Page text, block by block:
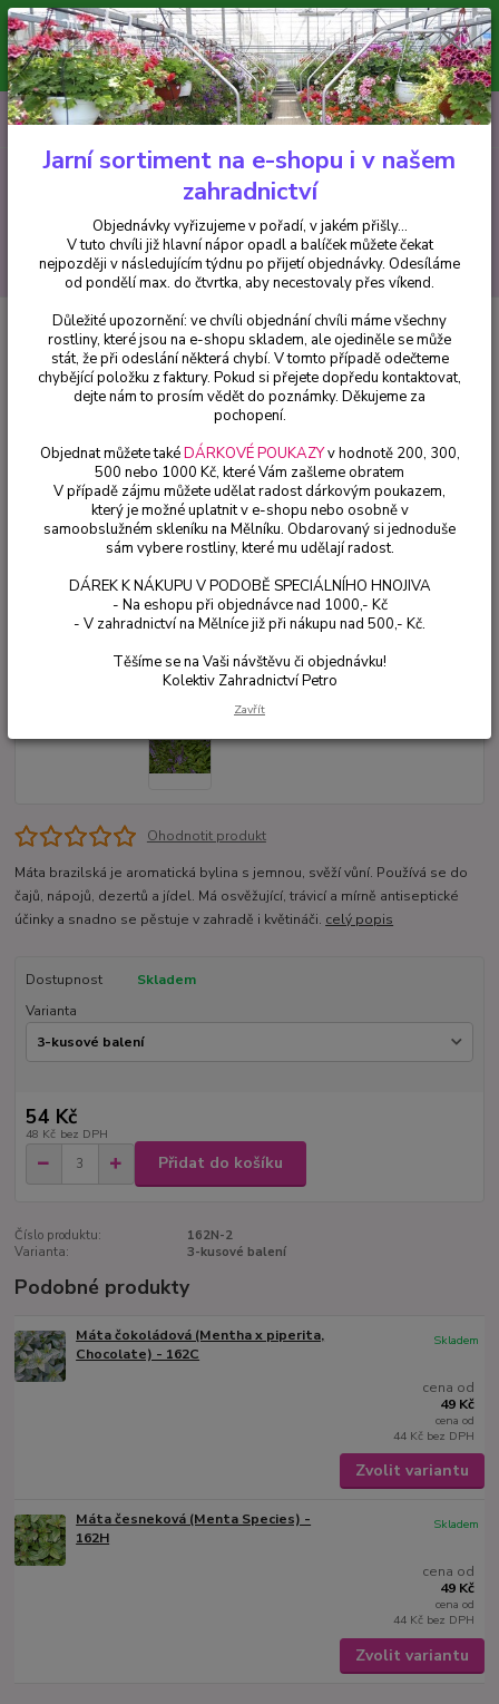
Minimální hodnota pro odeslání z e-shopu je 300 Kč.
V tuto chvíli již hlavní nápor objednávek opadl a balíček můžete čekat
nejpozději v následujícím týdnu po přijetí objednávky. Objednávky
vyřizujeme v pořadí, v jakém přišly...
CZK
Hledat
+420 602 223 614 0ks
za0 Kč
Bylinky a léčivky
Máta brazilská (Máta) - cena za kus v 3-
kusovém balení
Máta brazilská (Máta) - cena za
kus v 3-kusovém balení
Ohodnotit produkt
Máta brazilská je aromatická bylina s jemnou, svěží vůní. Používá se do
čajů, nápojů, dezertů a jídel. Má osvěžující, trávicí a mírně antiseptické
účinky a snadno se pěstuje v zahradě i květináči. celý popis
Dostupnost
Skladem
Varianta
54 Kč
48 Kč bez DPH
Přidat do košíku
Číslo produktu:
162N-2
Varianta:
3-kusové balení
Podobné produkty
Máta čokoládová (Mentha x piperita,
Chocolate) - 162C
cena od
49 Kč
cena od
44 Kč bez DPH
Skladem
Zvolit variantu
Máta česneková (Menta Species) -
162H
cena od
49 Kč
cena od
44 Kč bez DPH
Skladem
Zvolit variantu
Jarní sortiment na e-shopu i v našem
zahradnictví
Objednávky vyřizujeme v pořadí, v jakém přišly...
V tuto chvíli již hlavní nápor opadl a balíček můžete čekat
nejpozději v následujícím týdnu po přijetí objednávky. Odesíláme
od pondělí max. do čtvrtka, aby necestovaly přes víkend.
Důležité upozornění: ve chvíli objednání chvíli máme všechny
rostliny, které jsou na e-shopu skladem, ale ojediněle se může
stát, že při odeslání některá chybí. V tomto případě odečteme
chybějící položku z faktury. Pokud si přejete dopředu kontaktovat,
dejte nám to prosím vědět do poznámky. Děkujeme za
pochopení.
Objednat můžete takéDÁRKOVÉ POUKAZYv hodnotě 200, 300,
500 nebo 1000 Kč, které Vám zašleme obratem
V případě zájmu můžete udělat radost dárkovým poukazem,
který je možné uplatnit v e-shopu nebo osobně v
samoobslužném skleníku na Mělníku. Obdarovaný si jednoduše
sám vybere rostliny, které mu udělají radost.
DÁREK K NÁKUPU V PODOBĚ SPECIÁLNÍHO HNOJIVA
- Na eshopu při objednávce nad 1000,- Kč
- V zahradnictví na Mělníce již při nákupu nad 500,- Kč.
Těšíme se na Vaši návštěvu či objednávku!
Kolektiv Zahradnictví Petro
Zavřít